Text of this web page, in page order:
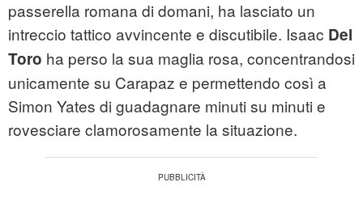
passerella romana di domani, ha lasciato un
intreccio tattico avvincente e discutibile. Isaac Del
Toro ha perso la sua maglia rosa, concentrandosi
unicamente su Carapaz e permettendo così a
Simon Yates di guadagnare minuti su minuti e
rovesciare clamorosamente la situazione.